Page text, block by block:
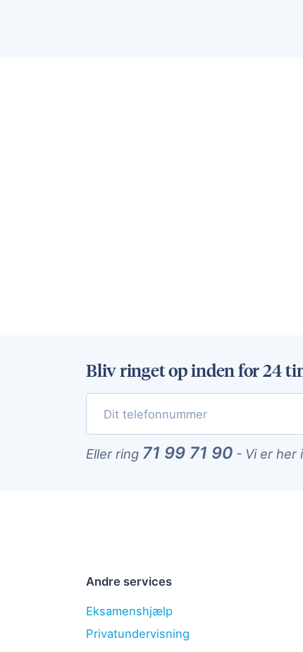
Bliv ringet op inden for 24
Eller ring 71 99 71 90 - Vi er her
Andre services
Eksamenshjælp
Privatundervisning